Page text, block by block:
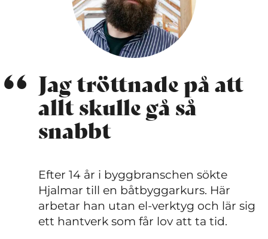
Jag tröttnade på att
allt skulle gå så
snabbt
Efter 14 år i byggbranschen sökte
Hjalmar till en båtbyggarkurs. Här
arbetar han utan el-verktyg och lär sig
ett hantverk som får lov att ta tid.